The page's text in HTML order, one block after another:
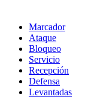
Marcador
Ataque
Bloqueo
Servicio
Recepción
Defensa
Levantadas